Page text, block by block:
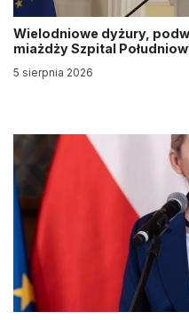
Wielodniowe dyżury,
miażdży Szpital
5 sierpnia 2026